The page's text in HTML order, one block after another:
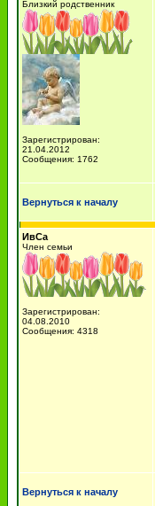
Близкий родственник
Зарегистрирован:
21.04.2012
Сообщения: 1762
Вернуться к началу
ИвСа
Член семьи
Зарегистрирован:
04.08.2010
Сообщения: 4318
Вернуться к началу